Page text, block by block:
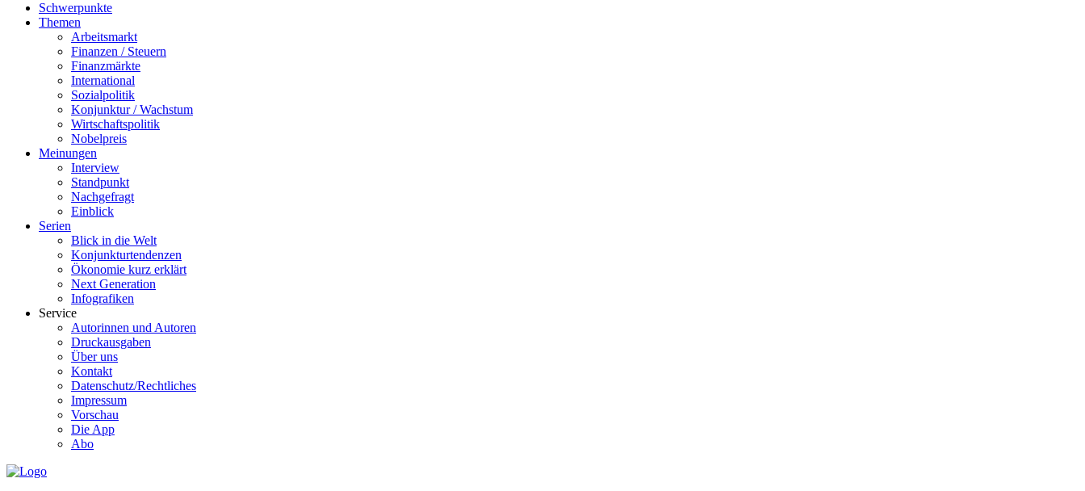
Schwerpunkte
Themen
Arbeitsmarkt
Finanzen / Steuern
Finanzmärkte
International
Sozialpolitik
Konjunktur / Wachstum
Wirtschaftspolitik
Nobelpreis
Meinungen
Interview
Standpunkt
Nachgefragt
Einblick
Serien
Blick in die Welt
Konjunkturtendenzen
Ökonomie kurz erklärt
Next Generation
Infografiken
Service
Autorinnen und Autoren
Druckausgaben
Über uns
Kontakt
Datenschutz/Rechtliches
Impressum
Vorschau
Die App
Abo